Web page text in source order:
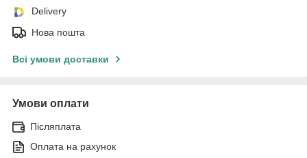
Delivery
Нова пошта
Всі умови доставки
Умови оплати
Післяплата
Оплата на рахунок